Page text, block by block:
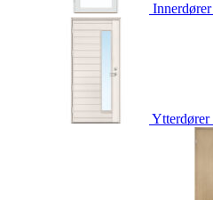
Innerdører
Ytterdører